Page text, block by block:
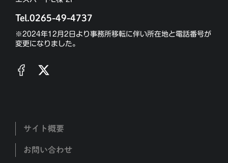
Tel.0265-49-4737
※2024年12月2日より事務所移転に伴い所在地と電話番号が
変更になりました。
サイト概要
お問い合わせ